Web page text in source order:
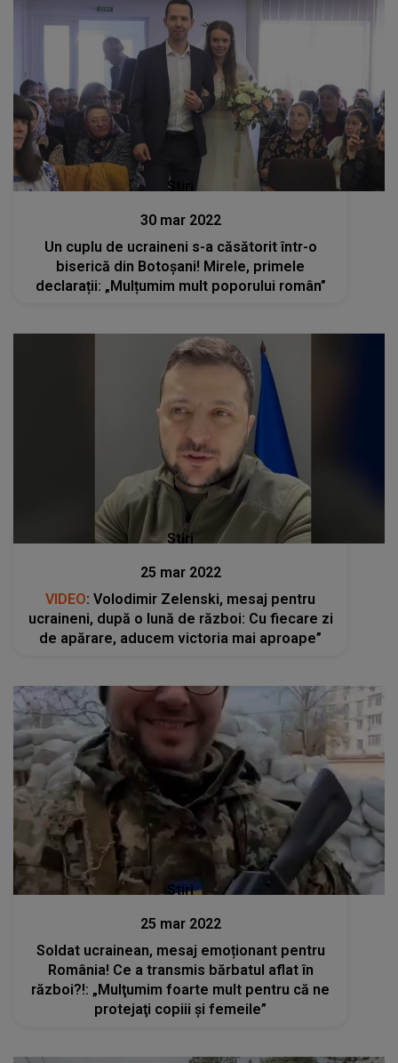
Stiri
30 mar 2022
Un cuplu de ucraineni s-a căsătorit într-o
biserică din Botoșani! Mirele, primele
declarații: „Mulțumim mult poporului român”
Stiri
25 mar 2022
VIDEO: Volodimir Zelenski, mesaj pentru
ucraineni, după o lună de război: Cu fiecare zi
de apărare, aducem victoria mai aproape”
Stiri
25 mar 2022
Soldat ucrainean, mesaj emoționant pentru
România! Ce a transmis bărbatul aflat în
război?!: „Mulţumim foarte mult pentru că ne
protejaţi copiii şi femeile”